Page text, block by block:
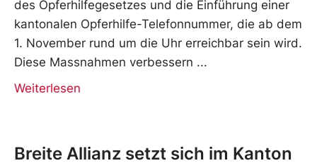
des Opferhilfegesetzes und die Einführung einer
kantonalen Opferhilfe-Telefonnummer, die ab dem
1. November rund um die Uhr erreichbar sein wird.
Diese Massnahmen verbessern
Weiterlesen
Breite Allianz setzt sich im Kanton